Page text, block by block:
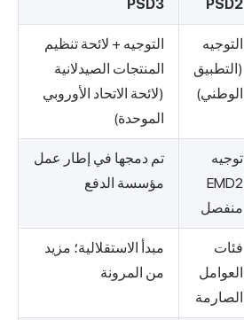
PSD2
PSD3
التوجيه
(التطبيق
الوطني)
التوجيه + لائحة تنظيم
المنتجات الصيدلانية
(لائحة الاتحاد الأوروبي
الموحدة)
توجيه
EMD2
منفصل
تم دمجها في إطار عمل
مؤسسة الدفع
فئات
العوامل
الصارمة
مبدأ الاستقلالية؛ مزيد
من المرونة